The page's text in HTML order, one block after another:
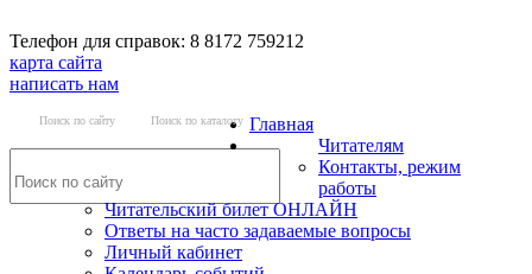
Телефон для справок: 8 8172 759212
карта сайта
написать нам
Поиск по сайту Поиск по каталогу Главная
Читателям
Контакты, режим
работы
Читательский билет ОНЛАЙН
Ответы на часто задаваемые вопросы
Личный кабинет